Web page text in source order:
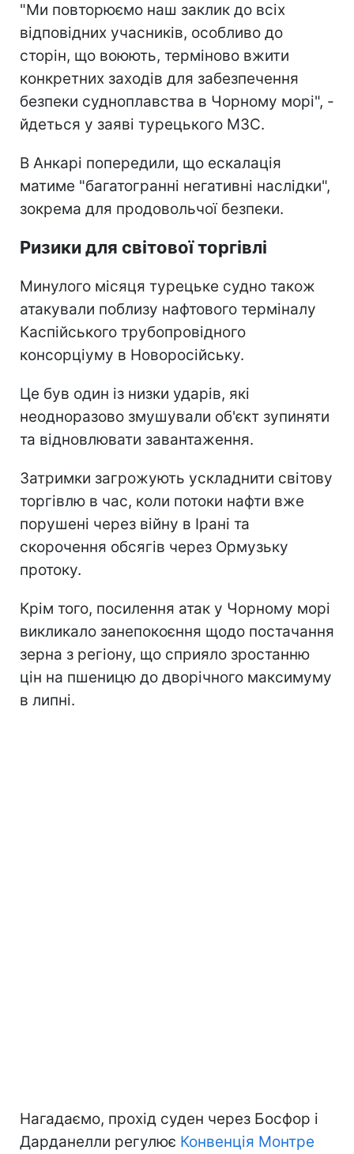
"Ми повторюємо наш заклик до всіх
відповідних учасників, особливо до
сторін, що воюють, терміново вжити
конкретних заходів для забезпечення
безпеки судноплавства в Чорному морі", -
йдеться у заяві турецького МЗС.
В Анкарі попередили, що ескалація
матиме "багатогранні негативні наслідки",
зокрема для продовольчої безпеки.
Ризики для світової торгівлі
Минулого місяця турецьке судно також
атакували поблизу нафтового терміналу
Каспійського трубопровідного
консорціуму в Новоросійську.
Це був один із низки ударів, які
неодноразово змушували об'єкт зупиняти
та відновлювати завантаження.
Затримки загрожують ускладнити світову
торгівлю в час, коли потоки нафти вже
порушені через війну в Ірані та
скорочення обсягів через Ормузьку
протоку.
Крім того, посилення атак у Чорному морі
викликало занепокоєння щодо постачання
зерна з регіону, що сприяло зростанню
цін на пшеницю до дворічного максимуму
в липні.
Нагадаємо, прохід суден через Босфор і
Дарданелли регулює Конвенція Монтре